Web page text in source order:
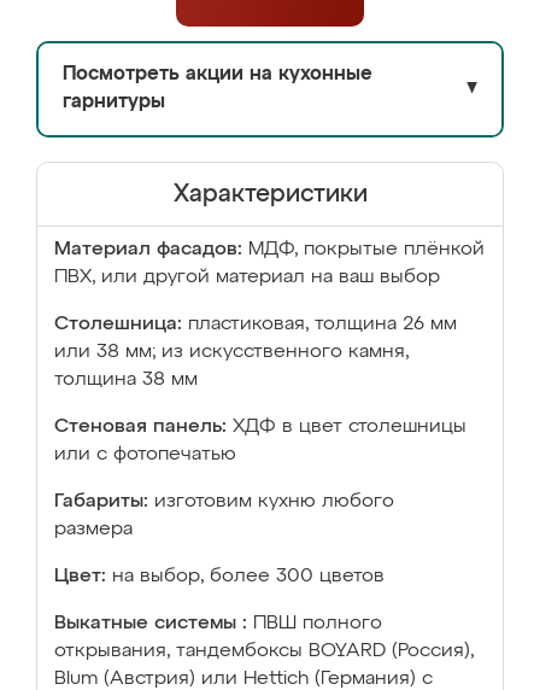
Посмотреть акции на кухонные
гарнитуры
▼
Характеристики
Материал фасадов: МДФ, покрытые плёнкой
ПВХ, или другой материал на ваш выбор
Столешница: пластиковая, толщина 26 мм
или 38 мм; из искусственного камня,
толщина 38 мм
Стеновая панель: ХДФ в цвет столешницы
или с фотопечатью
Габариты: изготовим кухню любого
размера
Цвет: на выбор, более 300 цветов
Выкатные системы :
ПВШ полного
открывания, тандембоксы BOYARD (Россия),
Blum (Австрия) или Hettich (Германия) с